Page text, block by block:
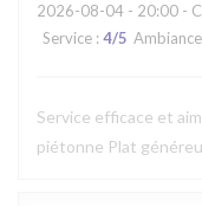
2026-08-04 - 20:00 -
Service : 4/5 Ambiance
Service efficace et
piétonne Plat